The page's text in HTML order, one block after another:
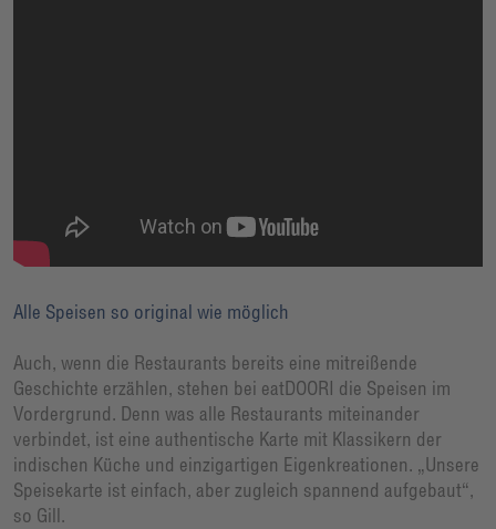
Alle Speisen so original wie möglich
Auch, wenn die Restaurants bereits eine mitreißende
Geschichte erzählen, stehen bei eatDOORI die Speisen im
Vordergrund. Denn was alle Restaurants miteinander
verbindet, ist eine authentische Karte mit Klassikern der
indischen Küche und einzigartigen Eigenkreationen. „Unsere
Speisekarte ist einfach, aber zugleich spannend aufgebaut“,
so Gill.